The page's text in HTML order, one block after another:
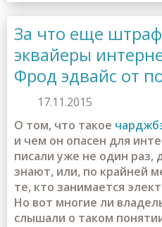
За что еще
эквайеры
Фрод эдвайс от
17.11.2015
О том, что такое
и чем он опасен для
писали уже не один раз,
знают, или, по крайней
те, кто занимается
Но вот многие ли
слышали о таком